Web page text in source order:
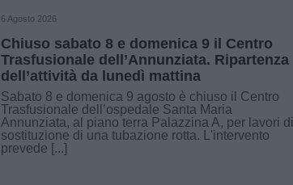
6 Agosto 2026
Chiuso sabato 8 e domenica 9 il Centro
Trasfusionale dell’Annunziata. Ripartenza
dell’attività da lunedì mattina
Sabato 8 e domenica 9 agosto è chiuso il Centro
Trasfusionale dell’ospedale Santa Maria
Annunziata, al piano terra Palazzina A, per lavori di
sostituzione di una tubazione rotta. L'intervento
prevede [...]